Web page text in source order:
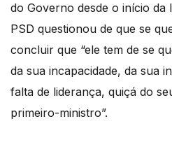
do Governo desde o início da
PSD questionou de que se
concluir que “ele tem de se
da sua incapacidade, da sua
falta de liderança, quiçá do
primeiro-ministro”.